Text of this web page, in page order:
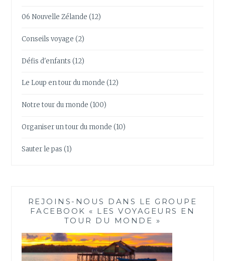
06 Nouvelle Zélande (12)
Conseils voyage (2)
Défis d'enfants (12)
Le Loup en tour du monde (12)
Notre tour du monde (100)
Organiser un tour du monde (10)
Sauter le pas (1)
REJOINS-NOUS DANS LE GROUPE
FACEBOOK « LES VOYAGEURS EN
TOUR DU MONDE »